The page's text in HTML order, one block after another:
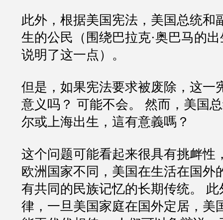
此外，根据美国宪法，美国总统和
生的公民（围绕巴拉克·奥巴马的
说明了这一点）。
但是，如果宪法要求被废除，这一
意义吗？ 可能不会。 然而，美国
尔或上海出生，這有意義嗎？
这个问题可能看起来很具有挑衅性
欧洲国家不同，美国在生活在国外
有共同的民族记忆的长期传统。
律，一旦美国家庭在国外定居，美